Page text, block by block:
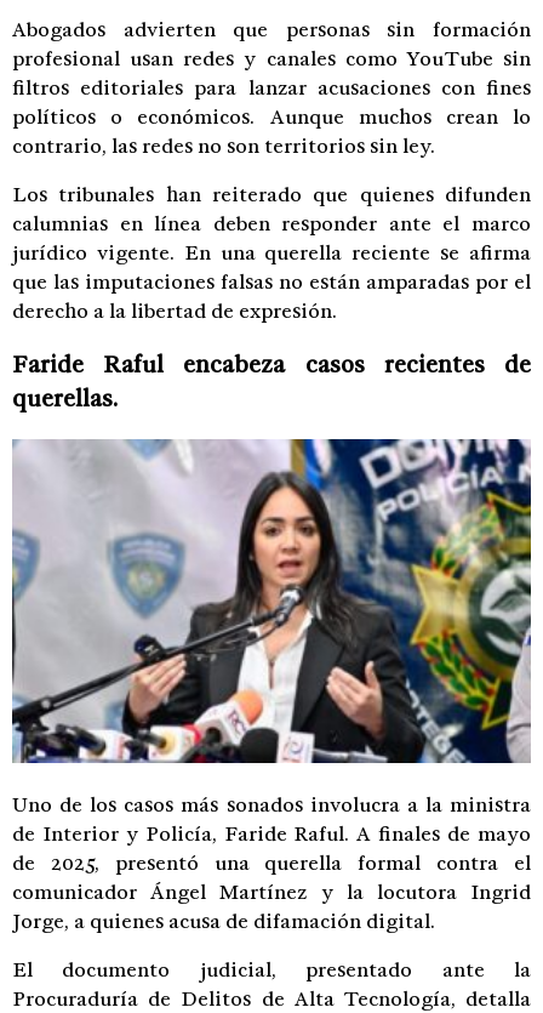
Abogados advierten que personas sin formación
profesional usan redes y canales como YouTube sin
filtros editoriales para lanzar acusaciones con fines
políticos o económicos. Aunque muchos crean lo
contrario, las redes no son territorios sin ley.
Los tribunales han reiterado que quienes difunden
calumnias en línea deben responder ante el marco
jurídico vigente. En una querella reciente se afirma
que las imputaciones falsas no están amparadas por el
derecho a la libertad de expresión.
Faride Raful encabeza casos recientes de
querellas.
Uno de los casos más sonados involucra a la ministra
de Interior y Policía, Faride Raful. A finales de mayo
de 2025, presentó una querella formal contra el
comunicador Ángel Martínez y la locutora Ingrid
Jorge, a quienes acusa de difamación digital.
El documento judicial, presentado ante la
Procuraduría de Delitos de Alta Tecnología, detalla